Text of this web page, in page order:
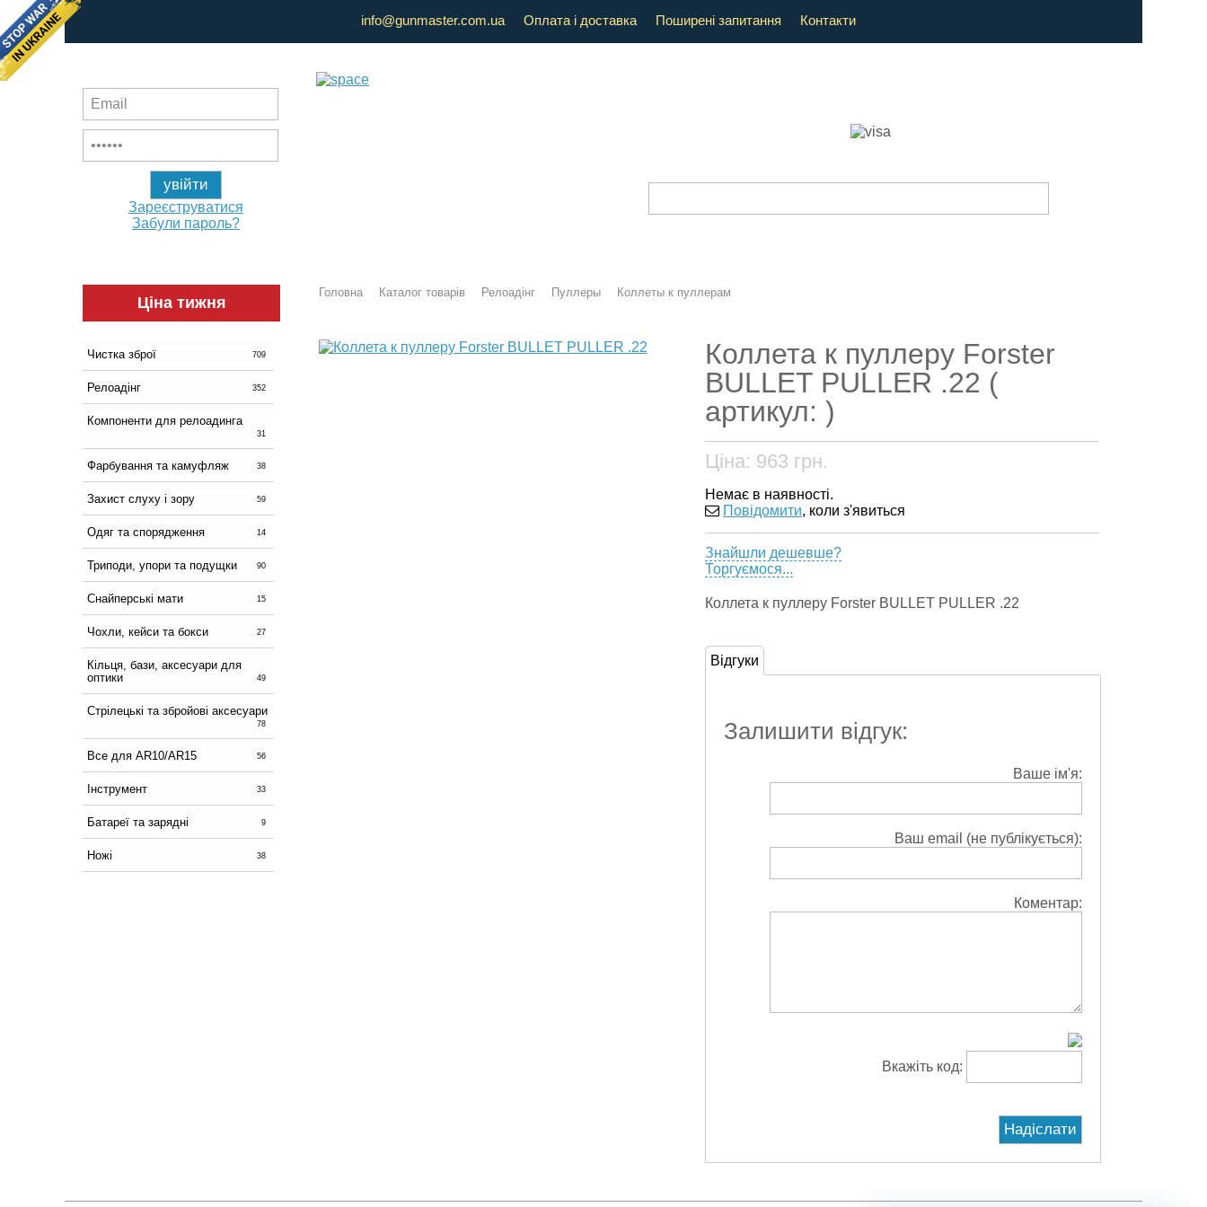
info@gunmaster.com.ua Оплата і доставка Поширені запитання Контакти
Зареєструватися
Забули пароль?
Ціна тижня
Чистка зброї 709
Релоадінг 352
Компоненти для релоадинга
31
Фарбування та камуфляж 38
Захист слуху і зору 59
Одяг та спорядження 14
Триподи, упори та подущки 90
Снайперські мати 15
Чохли, кейси та бокси 27
Кільця, бази, аксесуари для
оптики
49
Стрілецькі та збройові аксесуари
78
Все для AR10/AR15 56
Інструмент 33
Батареї та зарядні 9
Ножі 38
Головна Каталог товарів Релоадінг Пуллеры Коллеты к пуллерам
Коллета к пуллеру Forster
BULLET PULLER .22 (
артикул: )
Ціна: 963 грн.
Немає в наявності.
Повідомити, коли з'явиться
Знайшли дешевше?
Торгуємося...
Коллета к пуллеру Forster BULLET PULLER .22
Відгуки
Залишити відгук:
Ваше ім'я:
Ваш email (не публікується):
Коментар:
Вкажіть код: